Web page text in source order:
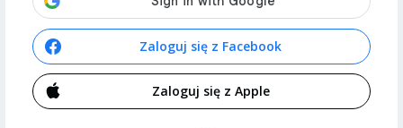
Zaloguj się z Facebook
Zaloguj się z Apple